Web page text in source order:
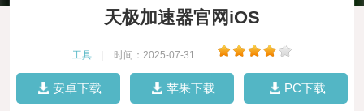
天极加速器官网iOS
工具 时间：2025-07-31
安卓下载 苹果下载 PC下载